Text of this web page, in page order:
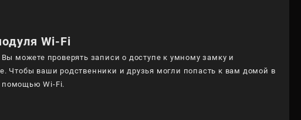
Wi-Fi
можете проверять записи о доступе к умному замку и
Чтобы ваши родственники и друзья могли попасть к вам домой в
помощью Wi-Fi.